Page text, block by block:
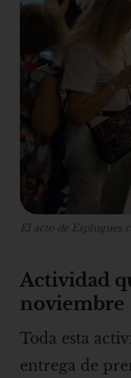
El acto de
Actividad
noviembre
Toda esta
entrega de